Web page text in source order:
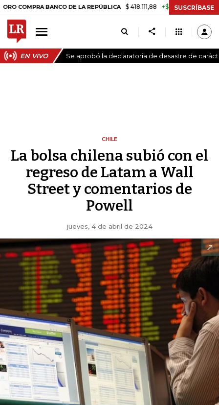
BANCO DE LA REPÚBLICA $ 418.111,88 +$ 9.612,91 +2,35%
SUSCRÍBASE
EN VIVO Se aprobó la declaratoria de desastre de
CHILE
La bolsa chilena subió con el
regreso de Latam a Wall
Street y comentarios de
Powell
jueves, 4 de abril de 2024